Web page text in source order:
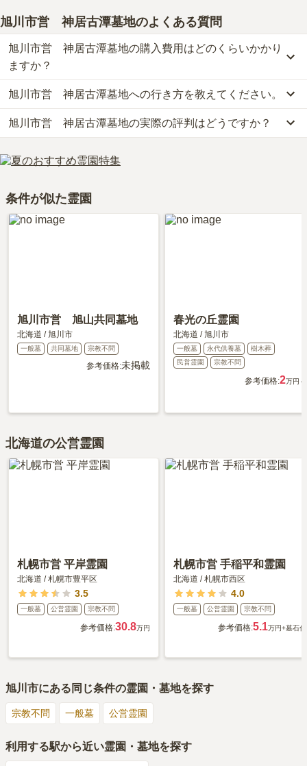
旭川市営 神居古潭墓地のよくある質問
旭川市営 神居古潭墓地の購入費用はどのくらいかかり
ますか？
旭川市営　神居古潭墓地の現在の販売価格については現在調査中で
す。
お墓は、価格が高いものがよい、安いものが悪い、という訳ではあ
りません。大切なのは、ご家族が心から納得し、安心してお参りで
きる場所を選ぶことです。
旭川市営 神居古潭墓地への行き方を教えてください。
公共交通機関の場合、北海道中央バスに乗車、「神居古潭小学校バ
ス停」下車徒歩約5分です。
車の場合、「比布北インター」から車で約50分です。
詳しいルートや地図は、本ページの「地図・交通アクセス」欄をご
旭川市営 神居古潭墓地の実際の評判はどうですか？
旭川市営　神居古潭墓地の口コミはまだ投稿されておりません。
口コミはあくまで一つの目安です。資料請求や現地見学を通して、
条件が似た霊園
旭川市営 旭山共同墓地
北海道 /旭川市
一般墓 共同墓地 宗教不問
参考価格:未掲載
春光の丘霊園
北海道 /旭川市
一般墓 永代供養墓
樹木葬
民営霊園
宗教不問
参考価格:2万円～
北海道の公営霊園
札幌市営 平岸霊園
北海道 /札幌市豊平区
3.5
一般墓 公営霊園 宗教不問
参考価格:30.8万円
札幌市営 手稲平和霊園
北海道 /札幌市西区
4.0
一般墓 公営霊園 宗教不問
参考価格:5.1万円+墓石代
旭川市にある同じ条件の霊園・墓地を探す
宗教不問 一般墓 公営霊園
利用する駅から近い霊園・墓地を探す